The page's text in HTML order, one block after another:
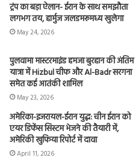
ट्रंप का बड़ा ऐलान- ईरान के साथ समझौता
लगभग तय, हार्मुज जलडमरूमध्य खुलेगा
May 24, 2026
पुलवामा मास्टरमाइंड हमजा बुरहान की अंतिम
यात्रा में Hizbul चीफ और Al-Badr सरगना
समेत कई आतंकी शामिल
May 23, 2026
अमेरिका-इजरायल-ईरान युद्ध: चीन ईरान को
एयर डिफेंस सिस्टम भेजने की तैयारी में,
अमेरिकी खुफिया रिपोर्ट में दावा
April 11, 2026